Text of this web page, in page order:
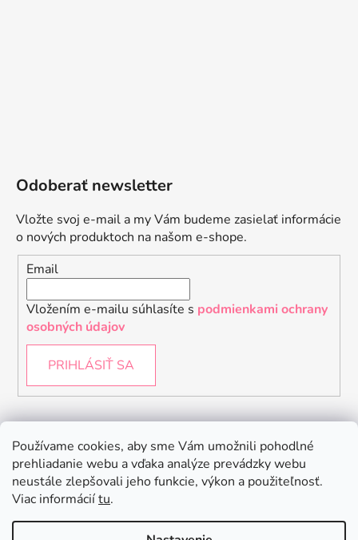
Používame cookies, aby sme Vám umožnili pohodlné
prehliadanie webu a vďaka analýze prevádzky webu
neustále zlepšovali jeho funkcie, výkon a použiteľnosť.
Viac informáciítu.
Odoberať newsletter
Vložte svoj e-mail a my Vám budeme zasielať informácie
o nových produktoch na našom e-shope.
Email
Vložením e-mailu súhlasíte s podmienkami ochrany
osobných údajov
PRIHLÁSIŤ SA
Instagram